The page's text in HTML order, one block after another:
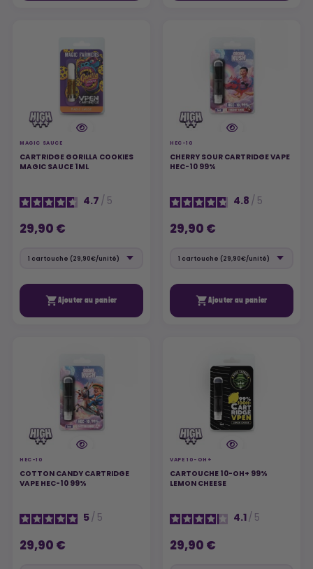
MAGIC SAUCE
CARTRIDGE GORILLA COOKIES
MAGIC SAUCE 1ML
4.7 / 5
29,90 €
Ajouter au panier
HEC-10
CHERRY SOUR CARTRIDGE VAPE
HEC-10 99%
4.8 / 5
29,90 €
Ajouter au panier
HEC-10
COTTON CANDY CARTRIDGE
VAPE HEC-10 99%
5/ 5
29,90 €
VAPE 10-OH+
CARTOUCHE 10-OH+ 99%
LEMON CHEESE
4.1/ 5
29,90 €